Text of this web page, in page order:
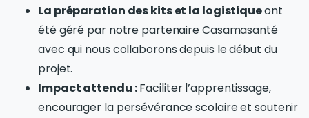
La préparation des kits et la logistiqueont
été géré par notre partenaire Casamasanté
avec qui nous collaborons depuis le début du
projet.
Impact attendu :Faciliter l’apprentissage,
encourager la persévérance scolaire et soutenir